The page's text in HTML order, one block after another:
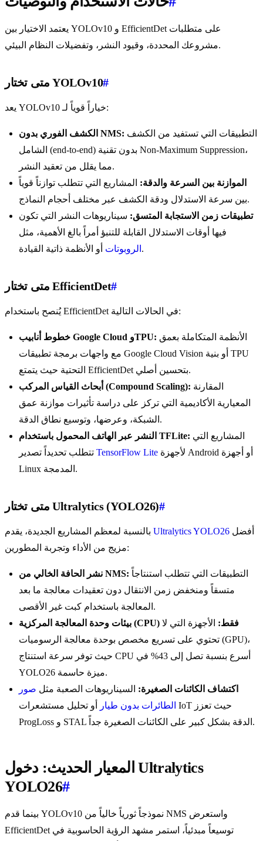
يعتمد الاختيار بين YOLOv10 و EfficientDet على متطلبات
مشروعك المحددة، وقيود النشر، وتفضيلات النظام البيئي.
متى تختار YOLOv10#
يعد YOLOv10 خياراً قوياً لـ:
الكشف الفوري بدون NMS:
الشامل (end-to-end) بدون تقنية Non-Maximum Suppression،
مما يقلل من تعقيد النشر.
الموازنة بين السرعة والدقة: المشاريع التي تتطلب توازناً قوياً
بين سرعة الاستدلال ودقة الكشف عبر مختلف أحجام النماذج.
تطبيقات زمن الاستجابة المتسق: سيناريوهات النشر التي تكون
فيها أوقات الاستدلال القابلة للتنبؤ أمراً بالغ الأهمية، مثل
الروبوتات أو الأنظمة ذاتية القيادة.
متى تختار EfficientDet#
يُنصح باستخدام EfficientDet في الحالات التالية:
خطوط أنابيب Google Cloud وTPU:
مع واجهات برمجة تطبيقات Google Cloud Vision أو بنية TPU
التحتية حيث يتمتع EfficientDet بتحسين أصلي.
أبحاث القياس المركب (Compound Scaling):
المعيارية الأكاديمية التي تركز على دراسة تأثيرات موازنة عمق
الشبكة، وعرضها، وتوسيع نطاق الدقة.
النشر عبر الهاتف المحمول باستخدام TFLite:
TensorFlow Lite
Linux المدمجة.
متى تختار Ultralytics (YOLO26)#
Ultralytics YOLO26
مزيج من الأداء وتجربة المطورين:
نشر الحافة الخالي من NMS:
متسقاً ومنخفض زمن الانتقال دون تعقيدات معالجة ما بعد
المعالجة باستخدام كبت غير الأقصى.
بيئات وحدة المعالجة المركزية (CPU) فقط: الأجهزة التي لا
تحتوي على تسريع مخصص بوحدة معالجة الرسوميات (GPU)،
حيث توفر سرعة استنتاج CPU أسرع بنسبة تصل إلى 43% في
YOLO26 ميزة حاسمة.
اكتشاف الكائنات الصغيرة: السيناريوهات الصعبة مثل صور
الطائرات بدون طيار
أو تحليل مستشعرات IoT حيث تعزز
ProgLoss و STAL الدقة بشكل كبير على الكائنات الصغيرة جداً.
المعيار الحديث: دخول Ultralytics
YOLO26#
بينما قدم YOLOv10 نموذجاً ثورياً خالياً من NMS واستعرض
EfficientDet توسيعاً مبدئياً، استمر مشهد الرؤية الحاسوبية في